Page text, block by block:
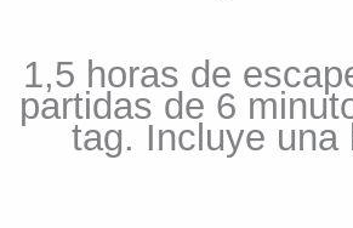
1,5 horas de
partidas de 6
tag. Incluye una